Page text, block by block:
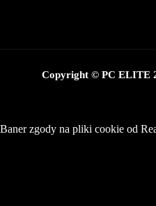
Copyright © PC ELITE
Baner zgody na pliki cookie od